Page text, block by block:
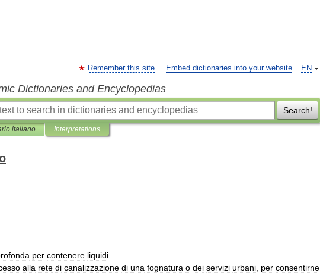
EN
Remember this site Embed dictionaries into your website
Dictionaries and Encyclopedias
Search!
italiano Interpretations
per contenere liquidi
alla rete di canalizzazione di una fognatura o dei servizi urbani per consentirne